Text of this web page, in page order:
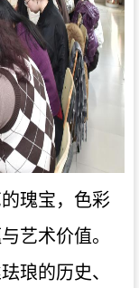
瑰宝，色彩
艺术价值。
琅的历史、